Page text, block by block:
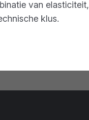
van elasticiteit,
klus.